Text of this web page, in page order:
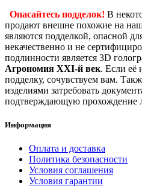
Опасайтесь подделок! В
продают внешне похожие на
являются подделкой, опасной
некачественно и не
подлинности является 3D
Агрономия XXI-й век. Если её
подделку, сочувствуем вам.
изделиями затребовать
подтверждающую прохождение
Информация
Оплата и доставка
Политика безопасности
Условия соглашения
Условия гарантии